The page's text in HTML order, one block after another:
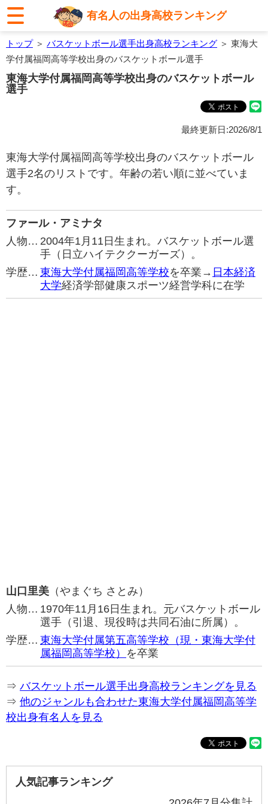
有名人の出身高校ランキング
トップ＞ バスケットボール選手出身高校ランキング ＞ 東海大
学付属福岡高等学校出身のバスケットボール選手
東海大学付属福岡高等学校出身のバスケットボール
選手
最終更新日:2026/8/1
東海大学付属福岡高等学校出身のバスケットボール
選手2名のリストです。年齢の若い順に並べていま
す。
ファール・アミナタ
人物… 2004年1月11日生まれ。バスケットボール選
手（日立ハイテククーガーズ）。
学歴… 東海大学付属福岡高等学校を卒業→ 日本経済
大学経済学部健康スポーツ経営学科に在学
山口里美 （やまぐち さとみ）
人物… 1970年11月16日生まれ。元バスケットボール
選手（引退、現役時は共同石油に所属）。
学歴… 東海大学付属第五高等学校（現・東海大学付
属福岡高等学校） を卒業
⇒ バスケットボール選手出身高校ランキングを見る
⇒ 他のジャンルも合わせた東海大学付属福岡高等学
校出身有名人を見る
人気記事ランキング